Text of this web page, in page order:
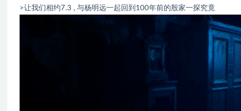
>让我们相约7.3 , 与杨明远一起回到100年前的殷家一探究竟